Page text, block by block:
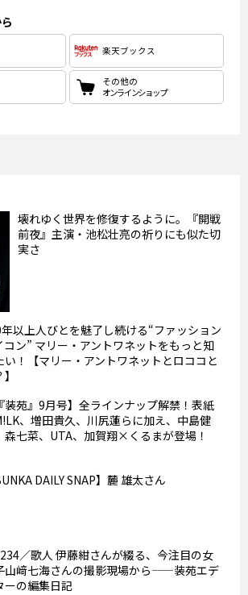
楽天ブックス
その他の
オンラインショップ
壊れゆく世界を修復するように。『開戦
前夜』主演・池松壮亮の祈りにも似た切
実さ
以上人びとを魅了し続ける“ファッション
コン” マリー・アントワネットをもっと知
い！【マリー・アントワネットとロココと
装苑』9月号】全ラインナップ解禁！表紙
、増田貴久、川尻蓮らに加え、中島健
森七菜、UTA、加賀翔×くるまが登場！
DAILY SNAP】麓 雄太さん
／歌人 伊藤紺さんが綴る、今注目の女
山﨑七海さんの撮影現場から——装苑エデ
ーの編集日記